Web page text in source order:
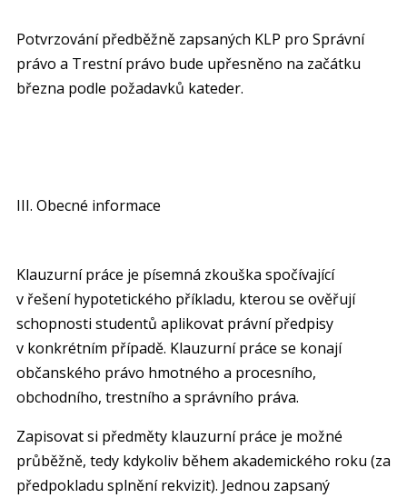
Potvrzování předběžně zapsaných KLP pro Správní
právo a Trestní právo bude upřesněno na začátku
března podle požadavků kateder.
III. Obecné informace
Klauzurní práce je písemná zkouška spočívající
v řešení hypotetického příkladu, kterou se ověřují
schopnosti studentů aplikovat právní předpisy
v konkrétním případě. Klauzurní práce se konají
občanského právo hmotného a procesního,
obchodního, trestního a správního práva.
Zapisovat si předměty klauzurní práce je možné
průběžně, tedy kdykoliv během akademického roku (za
předpokladu splnění rekvizit). Jednou zapsaný